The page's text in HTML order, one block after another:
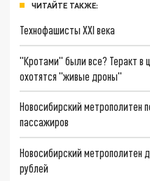
ЧИТАЙТЕ ТАКЖЕ:
Технофашисты XXI века
"Кротами" были все? Теракт в
охотятся "живые дроны"
Новосибирский метрополитен
пассажиров
Новосибирский метрополитен
рублей